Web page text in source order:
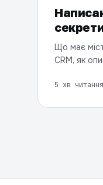
Що має
CRM, як
вартість і
5 хв читання